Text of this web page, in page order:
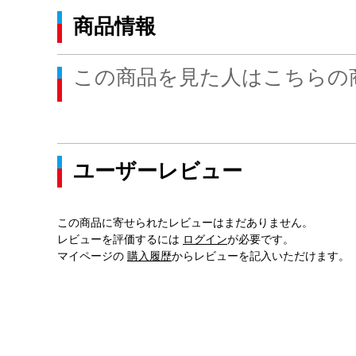
商品情報
この商品を見た人はこちら
ユーザーレビュー
この商品に寄せられたレビューはまだありません。
レビューを評価するには ログインが必要です。
マイページの 購入履歴からレビューを記入いただけます。